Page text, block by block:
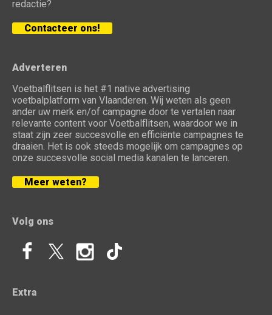
redactie?
Contacteer ons!
Adverteren
Voetbalflitsen is het #1 native advertising
voetbalplatform van Vlaanderen. Wij weten als geen
ander uw merk en/of campagne door te vertalen naar
relevante content voor Voetbalflitsen, waardoor we in
staat zijn zeer succesvolle en efficiënte campagnes te
draaien. Het is ook steeds mogelijk om campagnes op
onze succesvolle social media kanalen te lanceren.
Meer weten?
Volg ons
Extra